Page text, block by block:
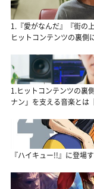
1.『愛がなんだ』『街の
ヒットコンテンツの裏側
1.ヒットコンテンツの裏
ナン」を支える音楽とは
『ハイキュー!!』に登場